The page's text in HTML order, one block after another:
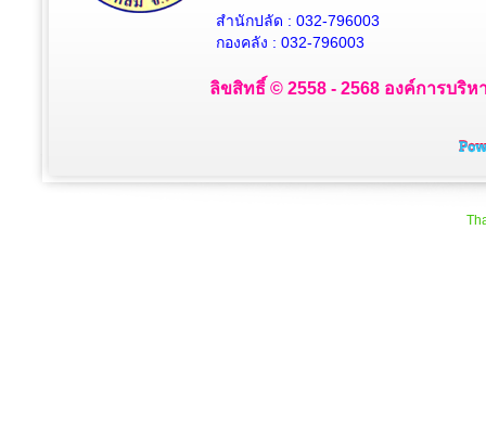
สำนักปลัด : 032-796003
กองคลัง : 032-796003
ลิขสิทธิ์ © 2558 - 2568 องค์การบริ